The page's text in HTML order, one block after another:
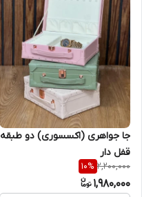
جا جواهری (اکسسوری) دو طبقه
قفل دار
2,200,000
10%
1,980,000